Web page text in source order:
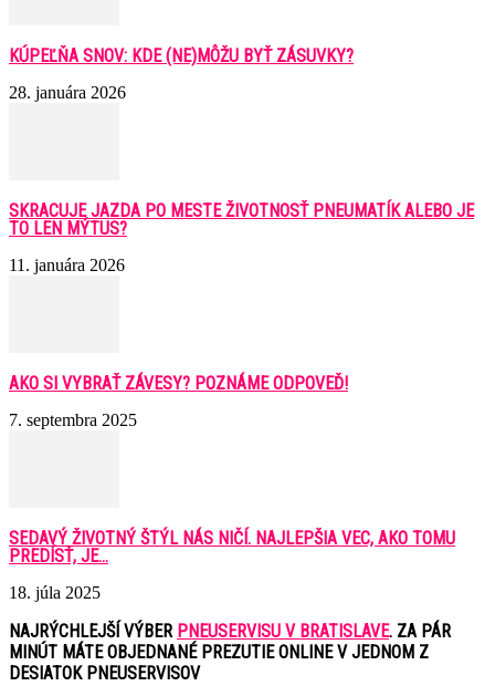
KÚPEĽŇA SNOV: KDE (NE)MÔŽU BYŤ ZÁSUVKY?
28. januára 2026
SKRACUJE JAZDA PO MESTE ŽIVOTNOSŤ PNEUMATÍK ALEBO JE
TO LEN MÝTUS?
11. januára 2026
AKO SI VYBRAŤ ZÁVESY? POZNÁME ODPOVEĎ!
7. septembra 2025
SEDAVÝ ŽIVOTNÝ ŠTÝL NÁS NIČÍ. NAJLEPŠIA VEC, AKO TOMU
PREDÍSŤ, JE...
18. júla 2025
NAJRÝCHLEJŠÍ VÝBER PNEUSERVISU V BRATISLAVE. ZA PÁR
MINÚT MÁTE OBJEDNANÉ PREZUTIE ONLINE V JEDNOM Z
DESIATOK PNEUSERVISOV